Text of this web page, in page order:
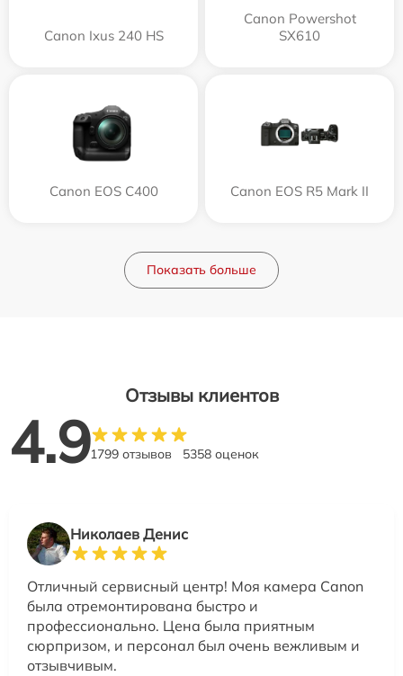
Canon Ixus 240 HS
Canon Powershot
SX610
Canon EOS C400 Canon EOS R5 Mark II
Показать больше
Отзывы клиентов
4.91799 отзывов 5358 оценок
Николаев Денис
Отличный сервисный центр! Моя камера Canon
была отремонтирована быстро и
профессионально. Цена была приятным
сюрпризом, и персонал был очень вежливым и
отзывчивым.